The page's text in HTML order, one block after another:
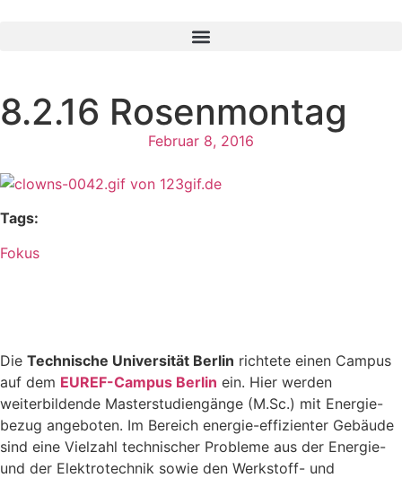
8.2.16 Rosenmontag
Februar 8, 2016
Tags:
Fokus
Die Technische Universität Berlin richtete einen Campus
auf dem EUREF-Campus Berlin ein. Hier werden
weiterbildende Masterstudiengänge (M.Sc.) mit Energie-
bezug angeboten. Im Bereich energie-effizienter Gebäude
sind eine Vielzahl technischer Probleme aus der Energie-
und der Elektrotechnik sowie den Werkstoff- und